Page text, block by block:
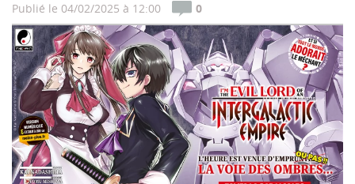
Publié le 04/02/2025 à 12:00 0